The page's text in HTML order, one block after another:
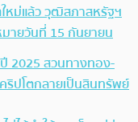
ใหม่แล้ว วุฒิสภาสหรัฐฯ
ายวันที่ 15 กันยายน
2025 สวนทางทอง-
ริปโตกลายเป็นสินทรัพย์